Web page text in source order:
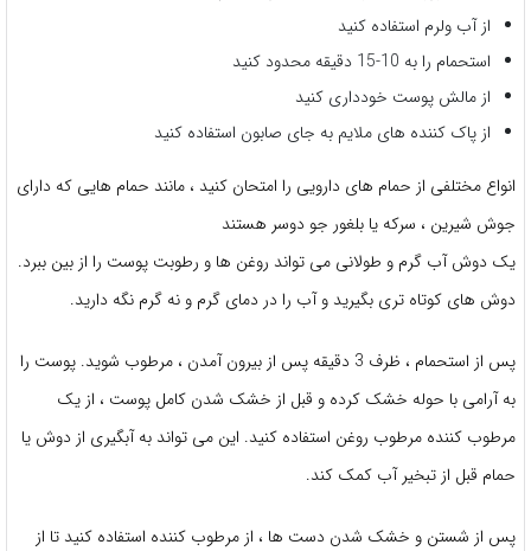
از آب ولرم استفاده کنید
استحمام را به 10-15 دقیقه محدود کنید
از مالش پوست خودداری کنید
از پاک کننده های ملایم به جای صابون استفاده کنید
انواع مختلفی از حمام های دارویی را امتحان کنید ، مانند حمام هایی که دارای
جوش شیرین ، سرکه یا بلغور جو دوسر هستند
یک دوش آب گرم و طولانی می تواند روغن ها و رطوبت پوست را از بین ببرد.
دوش های کوتاه تری بگیرید و آب را در دمای گرم و نه گرم نگه دارید.
پس از استحمام ، ظرف 3 دقیقه پس از بیرون آمدن ، مرطوب شوید. پوست را
به آرامی با حوله خشک کرده و قبل از خشک شدن کامل پوست ، از یک
مرطوب کننده مرطوب روغن استفاده کنید. این می تواند به آبگیری از دوش یا
حمام قبل از تبخیر آب کمک کند.
پس از شستن و خشک شدن دست ها ، از مرطوب کننده استفاده کنید تا از